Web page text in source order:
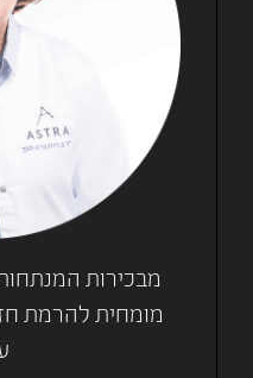
מבכירות
מומחית להרמת